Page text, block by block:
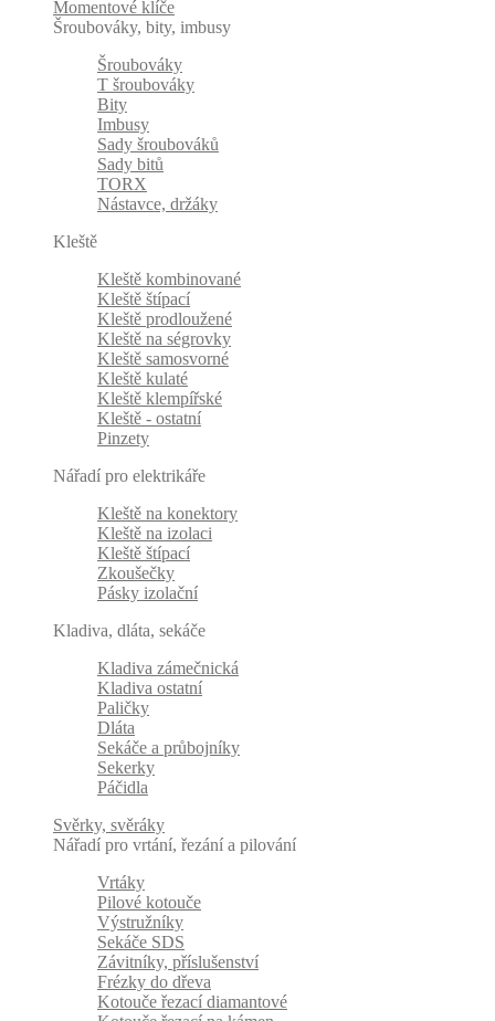
Momentové klíče
Šroubováky, bity, imbusy
Šroubováky
T šroubováky
Bity
Imbusy
Sady šroubováků
Sady bitů
TORX
Nástavce, držáky
Kleště
Kleště kombinované
Kleště štípací
Kleště prodloužené
Kleště na ségrovky
Kleště samosvorné
Kleště kulaté
Kleště klempířské
Kleště - ostatní
Pinzety
Nářadí pro elektrikáře
Kleště na konektory
Kleště na izolaci
Kleště štípací
Zkoušečky
Pásky izolační
Kladiva, dláta, sekáče
Kladiva zámečnická
Kladiva ostatní
Paličky
Dláta
Sekáče a průbojníky
Sekerky
Páčidla
Svěrky, svěráky
Nářadí pro vrtání, řezání a pilování
Vrtáky
Pilové kotouče
Výstružníky
Sekáče SDS
Závitníky, příslušenství
Frézky do dřeva
Kotouče řezací diamantové